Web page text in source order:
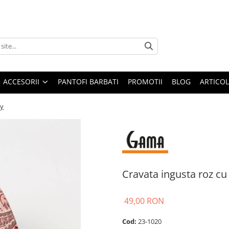
ACCESORII PANTOFI BARBATI PROMOTII BLOG
Cravata ingusta roz
49,00 RON
Cod: 23-1020